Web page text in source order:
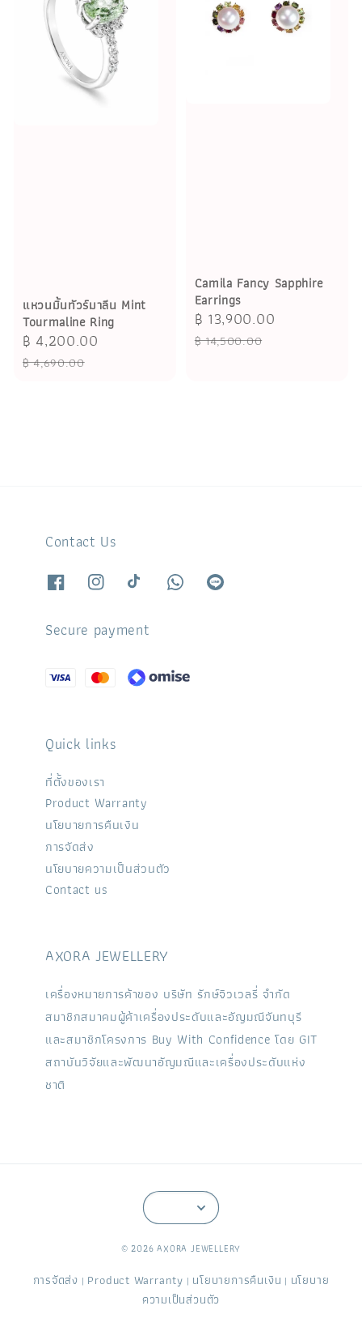
แหวนมิ้นทัวร์มาลีน Mint
Tourmaline Ring
Sale
price
฿ 4,200.00
฿ 4,690.00
Camila Fancy Sapphire
Earrings
Sale
price
฿ 13,900.00
฿ 14,500.00
Contact Us
Secure payment
Quick links
ที่ตั้งของเรา
Product Warranty
นโยบายการคืนเงิน
การจัดส่ง
นโยบายความเป็นส่วนตัว
Contact us
AXORA JEWELLERY
เครื่องหมายการค้าของ บริษัท รักษ์จิวเวลรี่ จำกัด
สมาชิกสมาคมผู้ค้าเครื่องประดับและอัญมณีจันทบุรี
และสมาชิกโครงการ Buy With Confidence โดย GIT
สถาบันวิจัยและพัฒนาอัญมณีและเครื่องประดับแห่ง
ชาติ
© 2026 AXORA JEWELLERY
การจัดส่ง | Product Warranty | นโยบายการคืนเงิน | นโยบาย
ความเป็นส่วนตัว